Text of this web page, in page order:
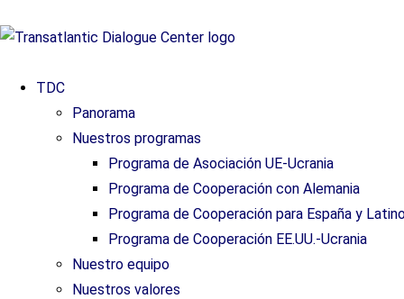
TDC
Panorama
Nuestros programas
Programa de Asociación UE-Ucrania
Programa de Cooperación con Alemania
Programa de Cooperación para España y
Programa de Cooperación EE.UU.-Ucrania
Nuestro equipo
Nuestros valores